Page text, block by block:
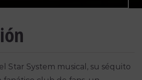
Star System musical, su séquito